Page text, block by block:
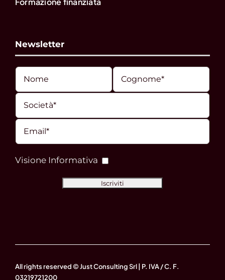
Newsletter
Visione Informativa
All rights reserved © Just Consulting Srl | P. IVA / C. F.
03219721200